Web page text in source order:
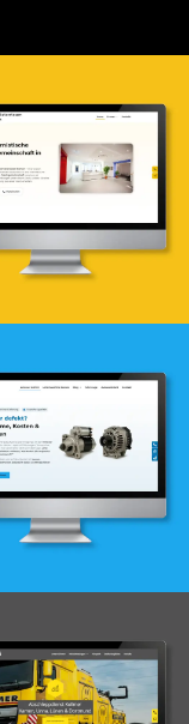
& -entwicklung
& -entwicklung